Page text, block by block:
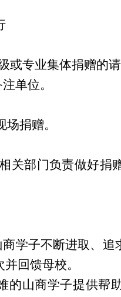
或专业集体捐赠的
单位。
场捐赠。
关部门负责做好捐
学子不断进取、
回馈母校。
的山商学子提供帮